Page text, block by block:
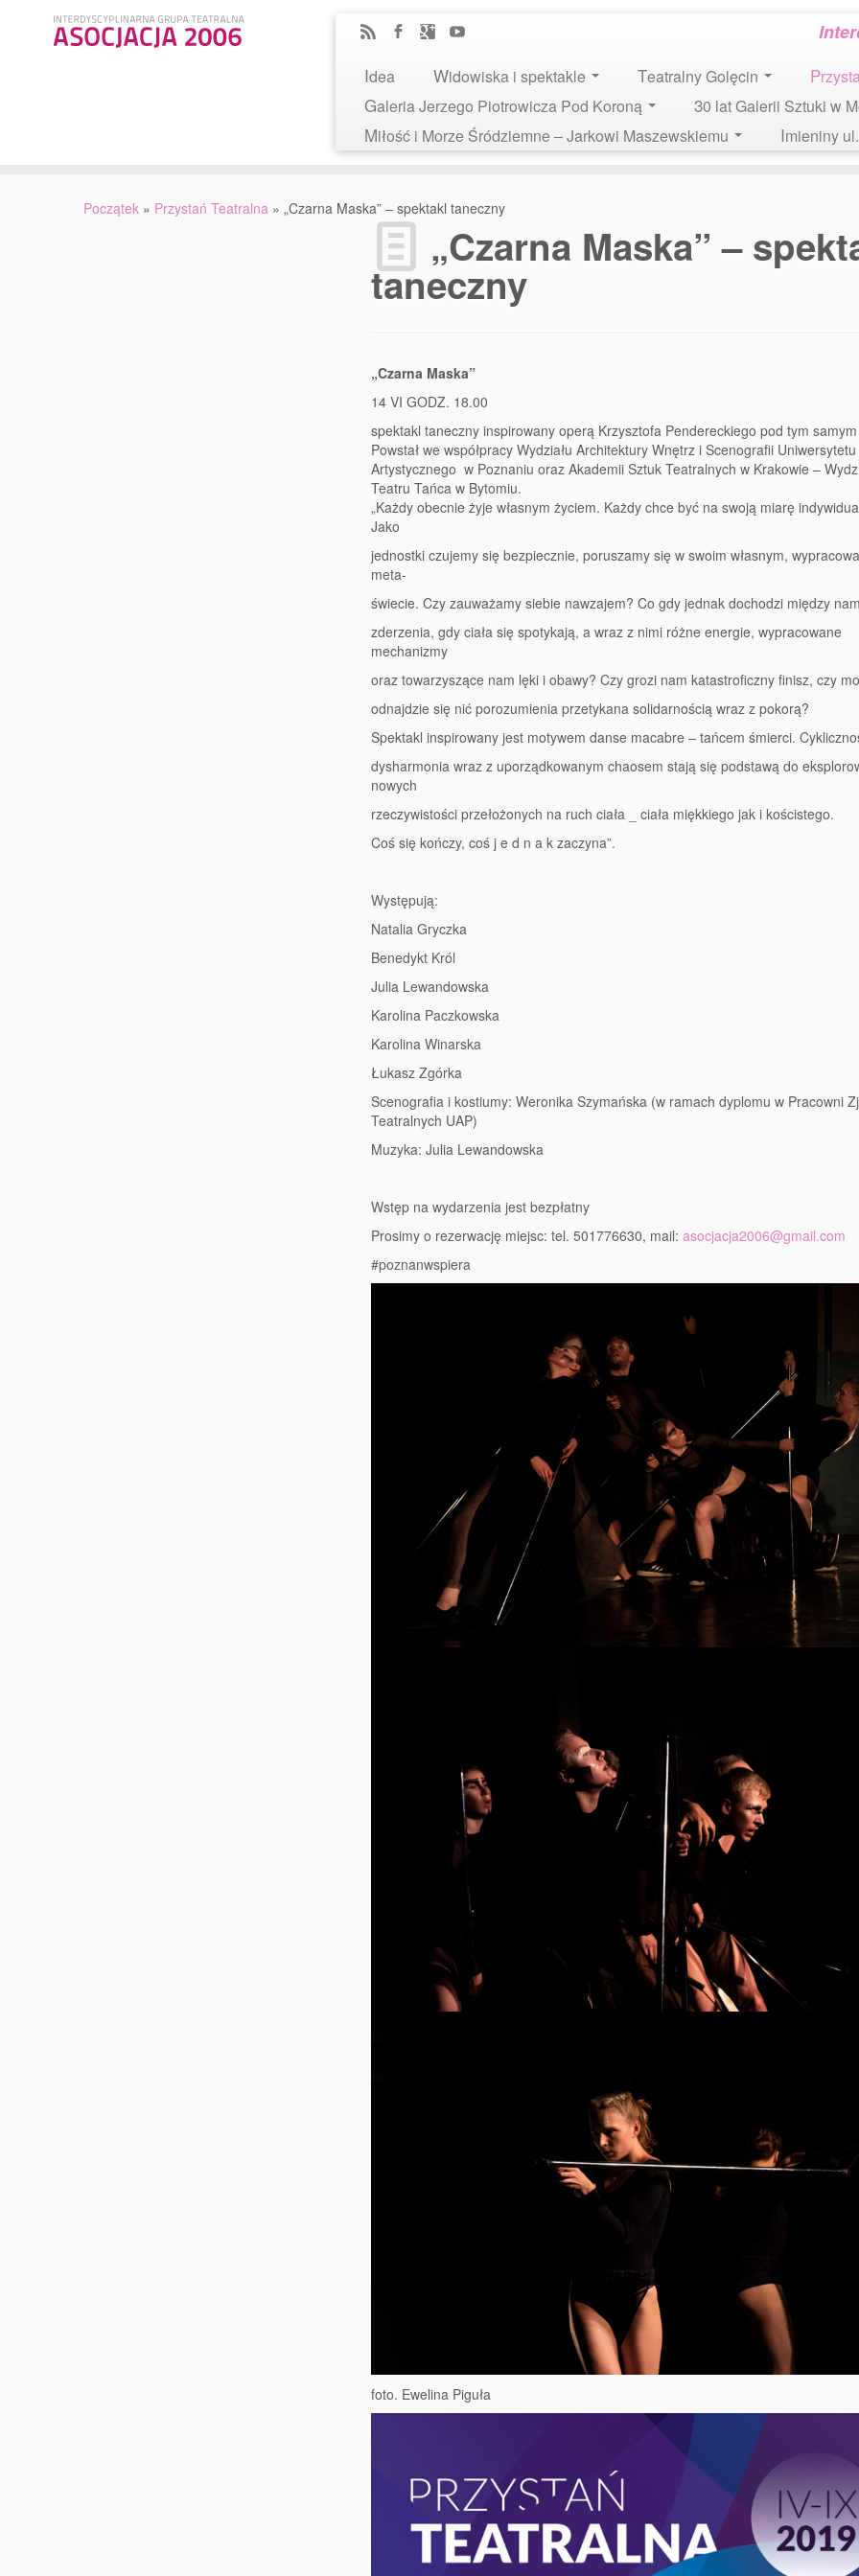
Idea Widowiska i spektakle Teatralny Golęcin
Galeria Jerzego Piotrowicza Pod Koroną
30 lat Galerii Sztuki w
Miłość i Morze Śródziemne – Jarkowi Maszewskiemu
Imieniny
Początek » Przystań Teatralna » „Czarna Maska” – spektakl taneczny
„Czarna Maska” –
taneczny
„Czarna Maska”
14 VI GODZ. 18.00
spektakl taneczny inspirowany operą Krzysztofa Pendereckiego pod tym samym
Powstał we współpracy Wydziału Architektury Wnętrz i Scenografii Uniwersytetu
Artystycznego w Poznaniu oraz Akademii Sztuk Teatralnych w Krakowie –
Teatru Tańca w Bytomiu.
„Każdy obecnie żyje własnym życiem. Każdy chce być na swoją miarę
Jako
jednostki czujemy się bezpiecznie, poruszamy się w swoim własnym,
meta-
świecie. Czy zauważamy siebie nawzajem? Co gdy jednak dochodzi między
zderzenia, gdy ciała się spotykają, a wraz z nimi różne energie, wypracowane
mechanizmy
oraz towarzyszące nam lęki i obawy? Czy grozi nam katastroficzny finisz, czy
odnajdzie się nić porozumienia przetykana solidarnością wraz z pokorą?
Spektakl inspirowany jest motywem danse macabre – tańcem śmierci.
dysharmonia wraz z uporządkowanym chaosem stają się podstawą do
nowych
rzeczywistości przełożonych na ruch ciała _ ciała miękkiego jak i kościstego.
Coś się kończy, coś j e d n a k zaczyna”.
Występują:
Natalia Gryczka
Benedykt Król
Julia Lewandowska
Karolina Paczkowska
Karolina Winarska
Łukasz Zgórka
Scenografia i kostiumy: Weronika Szymańska (w ramach dyplomu w Pracowni
Teatralnych UAP)
Muzyka: Julia Lewandowska
Wstęp na wydarzenia jest bezpłatny
Prosimy o rezerwację miejsc: tel. 501776630, mail: asocjacja2006@gmail.com
#poznanwspiera
foto. Ewelina Piguła